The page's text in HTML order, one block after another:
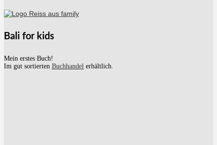
Bali for kids
Mein erstes Buch!
Im gut sortierten Buchhandel erhältlich.